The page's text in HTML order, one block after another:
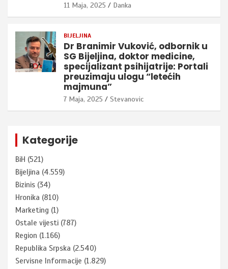
11 Maja, 2025 Danka
BIJELJINA
Dr Branimir Vuković, odbornik u
SG Bijeljina, doktor medicine,
specijalizant psihijatrije: Portali
preuzimaju ulogu “letećih
majmuna”
7 Maja, 2025 Stevanovic
Kategorije
BiH (521)
Bijeljina (4.559)
Bizinis (34)
Hronika (810)
Marketing (1)
Ostale vijesti (787)
Region (1.166)
Republika Srpska (2.540)
Servisne Informacije (1.829)